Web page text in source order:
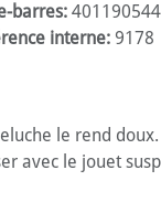
barres:
interne: 9178
le rend
avec le jouet